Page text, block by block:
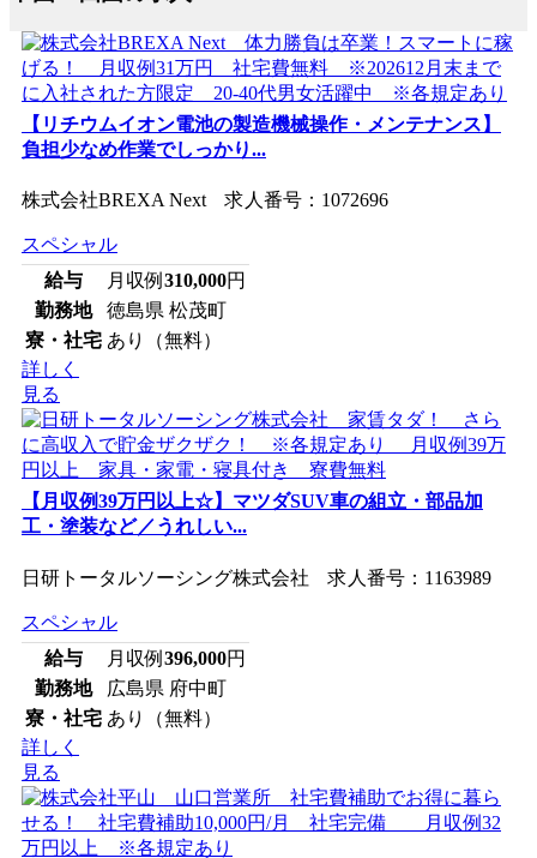
【リチウムイオン電池の製造機械操作・メンテナンス】
負担少なめ作業でしっかり...
株式会社BREXA Next 求人番号：1072696
スペシャル
給与
月収例 310,000円
勤務地
徳島県 松茂町
寮・社宅 あり（無料）
詳しく
見る
【月収例39万円以上☆】マツダSUV車の組立・部品加
工・塗装など／うれしい...
日研トータルソーシング株式会社 求人番号：1163989
スペシャル
給与
月収例 396,000円
勤務地
広島県 府中町
寮・社宅 あり（無料）
詳しく
見る